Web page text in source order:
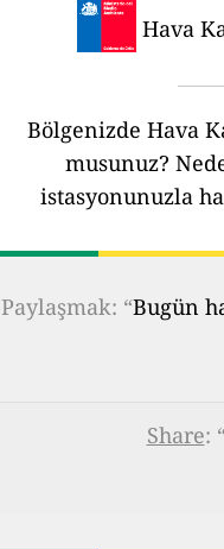
Hava
Bölgenizde Hava
musunuz?
istasyonunuzla
Paylaşmak: “Bugün
Share: